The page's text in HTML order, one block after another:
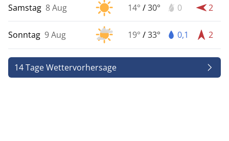
Samstag 8 Aug 14° /30° 0 2
Sonntag 9 Aug 19° /33° 0,1 2
14 Tage Wettervorhersage